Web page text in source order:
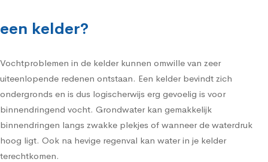
een kelder?
Vochtproblemen in de kelder kunnen omwille van zeer
uiteenlopende redenen ontstaan. Een kelder bevindt zich
ondergronds en is dus logischerwijs erg gevoelig is voor
binnendringend vocht. Grondwater kan gemakkelijk
binnendringen langs zwakke plekjes of wanneer de waterdruk
hoog ligt. Ook na hevige regenval kan water in je kelder
terechtkomen.